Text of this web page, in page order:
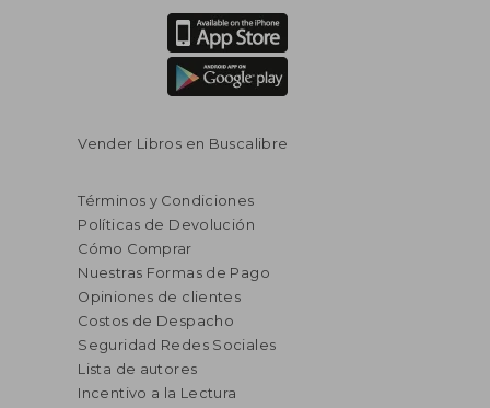
Vender Libros en Buscalibre
Términos y Condiciones
Políticas de Devolución
Cómo Comprar
Nuestras Formas de Pago
Opiniones de clientes
Costos de Despacho
Seguridad Redes Sociales
Lista de autores
Incentivo a la Lectura